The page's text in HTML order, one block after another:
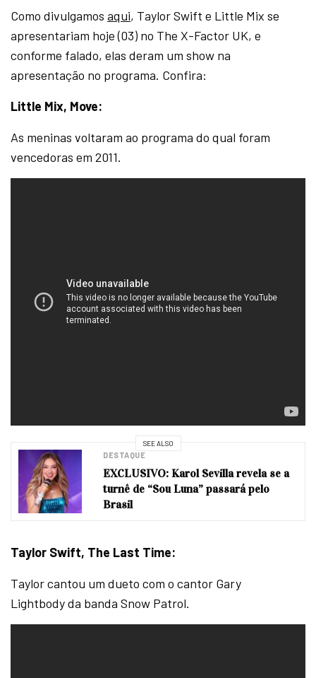
Como divulgamosaqui, Taylor Swift e Little Mix se
apresentariam hoje (03) no The X-Factor UK, e
conforme falado, elas deram um show na
apresentação no programa. Confira:
Little Mix, Move:
As meninas voltaram ao programa do qual foram
vencedoras em 2011.
SEE ALSO
DESTAQUE
EXCLUSIVO: Karol Sevilla revela se a
turnê de “Sou Luna” passará pelo
Brasil
Taylor Swift, The Last Time:
Taylor cantou um dueto com o cantor Gary
Lightbody da banda Snow Patrol.